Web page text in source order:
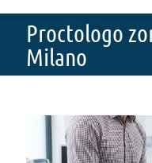
Proctologo
Milano